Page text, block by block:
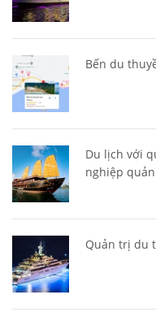
Bến du
Du lịch với
nghiệp
Quản trị du